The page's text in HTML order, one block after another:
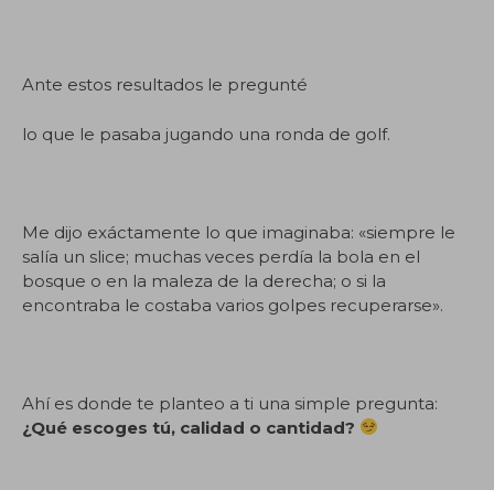
Ante estos resultados le pregunté
lo que le pasaba jugando una ronda de golf.
Me dijo exáctamente lo que imaginaba: «siempre le
salía un slice; muchas veces perdía la bola en el
bosque o en la maleza de la derecha; o si la
encontraba le costaba varios golpes recuperarse».
Ahí es donde te planteo a ti una simple pregunta:
¿Qué escoges tú, calidad o cantidad?